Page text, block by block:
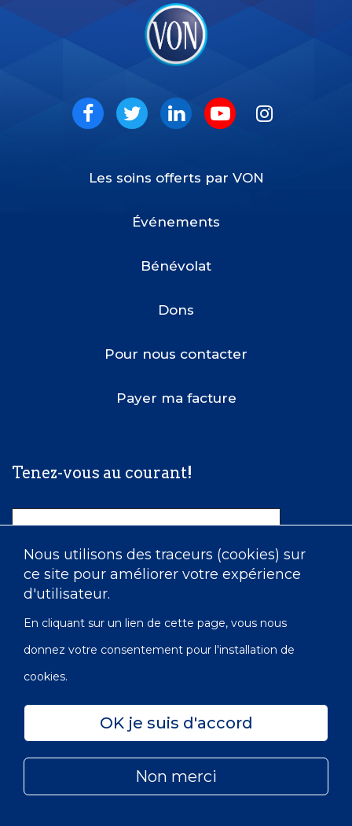
Nous utilisons des traceurs (cookies) sur
ce site pour améliorer votre expérience
d'utilisateur.
En cliquant sur un lien de cette page, vous nous
donnez votre consentement pour l'installation de
cookies.
OK je suis d'accord
Non merci
Social
Les soins offerts par VON
Événements
Bénévolat
Dons
Pour nous contacter
Payer ma facture
Tenez-vous au courant!
Nom
Courriel
Confidentialité Accessibilité Carte du site
© 2022 Les Infirmières de l’Ordre de Victoria du Canada |